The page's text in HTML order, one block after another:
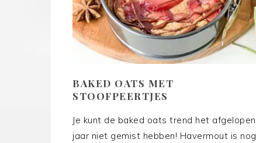
BAKED OATS MET
STOOFPEERTJES
Je kunt de baked oats trend het afgelopen
jaar niet gemist hebben! Havermout is nog